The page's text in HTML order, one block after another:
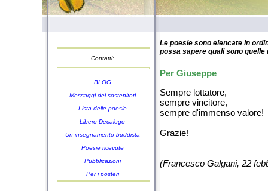
Contatti:
BLOG
Messaggi dei sostenitori
Lista delle poesie
Libero Decalogo
Un insegnamento buddista
Poesie ricevute
Pubblicazioni
Per i posteri
Le poesie sono elencate in
possa sapere quali sono
Per Giuseppe
Sempre lottatore,
sempre vincitore,
sempre d'immenso valore!
Grazie!
(Francesco Galgani, 22